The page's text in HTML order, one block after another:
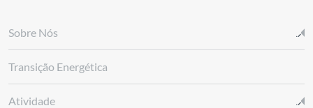
Sobre Nós
Transição Energética
Atividade